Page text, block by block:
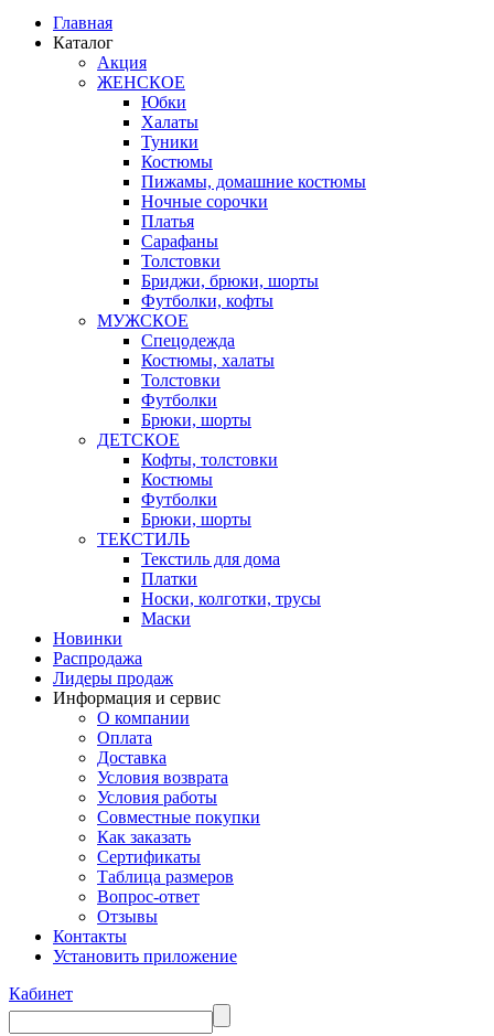
Главная
Каталог
Акция
ЖЕНСКОЕ
Юбки
Халаты
Туники
Костюмы
Пижамы, домашние костюмы
Ночные сорочки
Платья
Сарафаны
Толстовки
Бриджи, брюки, шорты
Футболки, кофты
МУЖСКОЕ
Спецодежда
Костюмы, халаты
Толстовки
Футболки
Брюки, шорты
ДЕТСКОЕ
Кофты, толстовки
Костюмы
Футболки
Брюки, шорты
ТЕКСТИЛЬ
Текстиль для дома
Платки
Носки, колготки, трусы
Маски
Новинки
Распродажа
Лидеры продаж
Информация и сервис
О компании
Оплата
Доставка
Условия возврата
Условия работы
Совместные покупки
Как заказать
Сертификаты
Таблица размеров
Вопрос-ответ
Отзывы
Контакты
Установить приложение
Кабинет